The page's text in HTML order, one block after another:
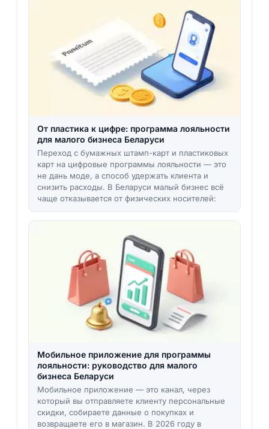
От пластика к цифре: программа лояльности
для малого бизнеса Беларуси
Переход с бумажных штамп-карт и пластиковых
карт на цифровые программы лояльности — это
не дань моде, а способ удержать клиента и
снизить расходы. В Беларуси малый бизнес всё
чаще отказывается от физических носителей:
Мобильное приложение для программы
лояльности: руководство для малого
бизнеса Беларуси
Мобильное приложение — это канал, через
который вы отправляете клиенту персональные
скидки, собираете данные о покупках и
возвращаете его в магазин. В 2026 году в